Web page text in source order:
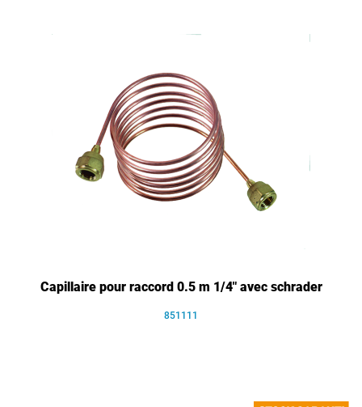
Capillaire pour raccord 0.5 m 1/4" avec schrader
851111